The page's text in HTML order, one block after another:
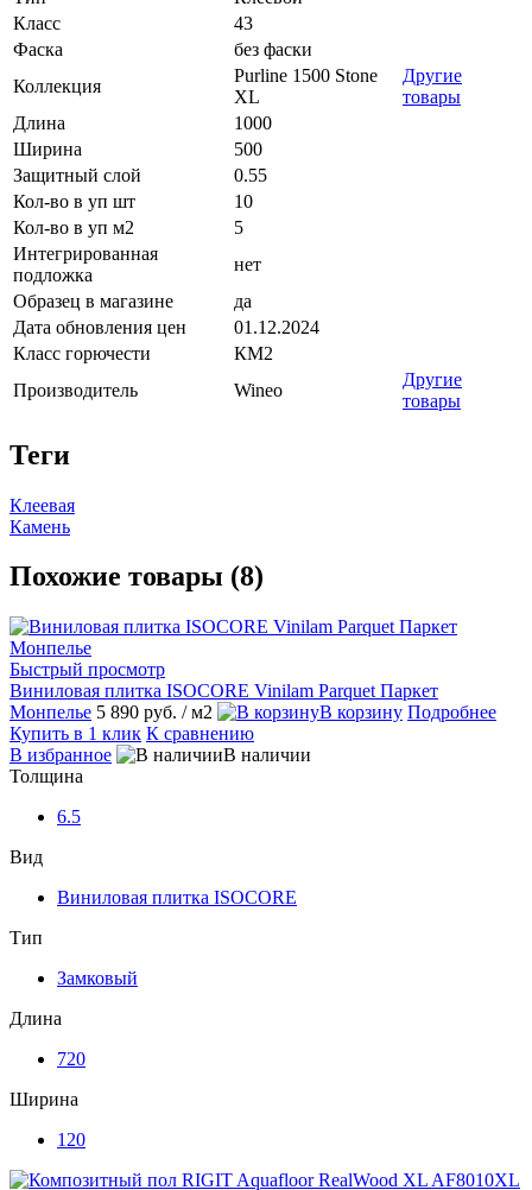
Класс
43
Фаска
без фаски
Коллекция
Purline 1500 Stone
XL
Другие
товары
Длина
1000
Ширина
500
Защитный слой
0.55
Кол-во в уп шт
10
Кол-во в уп м2
5
Интегрированная
подложка
нет
Образец в магазине
да
Дата обновления цен
01.12.2024
Класс горючести
КМ2
Производитель
Wineo
Другие
товары
Теги
Клеевая
Камень
Похожие товары (8)
Быстрый просмотр
Виниловая плитка ISOCORE Vinilam Parquet Паркет
Монпелье 5 890 руб. / м2 В корзину Подробнее
Купить в 1 клик К сравнению
В избранное
В наличии
Толщина
6.5
Вид
Виниловая плитка ISOCORE
Тип
Замковый
Длина
720
Ширина
120